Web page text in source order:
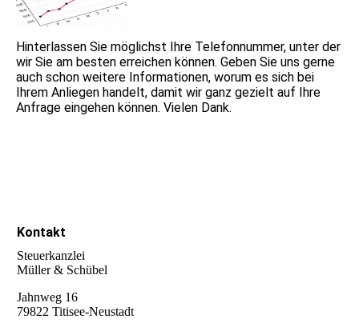
Hinterlassen Sie möglichst Ihre Telefonnummer, unter der
wir Sie am besten erreichen können. Geben Sie uns gerne
auch schon weitere Informationen, worum es sich bei
Ihrem Anliegen handelt, damit wir ganz gezielt auf Ihre
Anfrage eingehen können. Vielen Dank.
Kontakt
Steuerkanzlei
Müller & Schübel
Jahnweg 16
79822 Titisee-Neustadt